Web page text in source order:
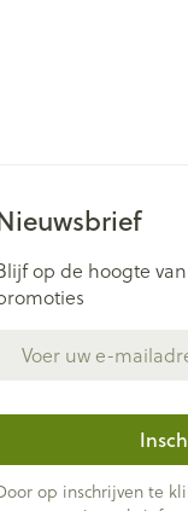
op de hoogte
op inschrijven te